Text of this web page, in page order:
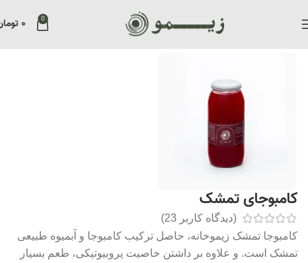
0 ۰
فروشگاه کامبوجای تمشک
کامبوجای تمشک
(دیدگاه کاربر 23
)
کامبوجا تمشک زیموخانه، حاصل ترکیب کامبوجا و آبمیوه طبیعی
تمشک است. و علاوه بر داشتن خاصیت پروبیوتیکی، طعم بسیار